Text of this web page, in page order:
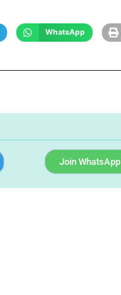
WhatsApp
Join